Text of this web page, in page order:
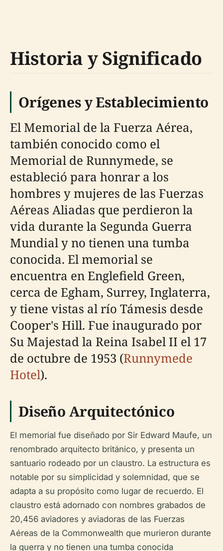
Historia y Significado
Orígenes y Establecimiento
El Memorial de la Fuerza Aérea,
también conocido como el
Memorial de Runnymede, se
estableció para honrar a los
hombres y mujeres de las Fuerzas
Aéreas Aliadas que perdieron la
vida durante la Segunda Guerra
Mundial y no tienen una tumba
conocida. El memorial se
encuentra en Englefield Green,
cerca de Egham, Surrey, Inglaterra,
y tiene vistas al río Támesis desde
Cooper's Hill. Fue inaugurado por
Su Majestad la Reina Isabel II el 17
de octubre de 1953 (Runnymede
Hotel).
Diseño Arquitectónico
El memorial fue diseñado por Sir Edward Maufe, un
renombrado arquitecto británico, y presenta un
santuario rodeado por un claustro. La estructura es
notable por su simplicidad y solemnidad, que se
adapta a su propósito como lugar de recuerdo. El
claustro está adornado con nombres grabados de
20,456 aviadores y aviadoras de las Fuerzas
Aéreas de la Commonwealth que murieron durante
la guerra y no tienen una tumba conocida